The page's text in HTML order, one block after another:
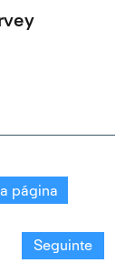
página
Seguinte